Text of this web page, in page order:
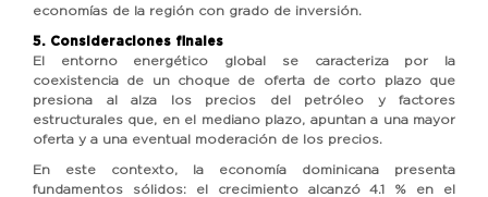
economías de la región con grado de inversión.
5. Consideraciones finales
El entorno energético global se caracteriza por la
coexistencia de un choque de oferta de corto plazo que
presiona al alza los precios del petróleo y factores
estructurales que, en el mediano plazo, apuntan a una mayor
oferta y a una eventual moderación de los precios.
En este contexto, la economía dominicana presenta
fundamentos sólidos: el crecimiento alcanzó 4.1 % en el